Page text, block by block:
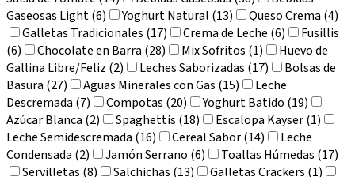
Gaseosas Light (6)
Yoghurt Natural (13)
Queso Crema (4)
Galletas Tradicionales (17)
Crema de Leche (6)
Fusillis
(6)
Chocolate en Barra (28) Mix Sofritos (1)
Huevo de
Gallina Libre/Feliz (2)
Leches Saborizadas (17)
Bolsas de
Basura (27)
Aguas Minerales con Gas (15)
Leche
Descremada (7)
Compotas (20)
Yoghurt Batido (19)
Azúcar Blanca (2)
Spaghettis (18)
Escalopa Kayser (1)
Leche Semidescremada (16)
Cereal Sabor (14)
Leche
Condensada (2)
Jamón Serrano (6)
Toallas Húmedas (17)
Servilletas (8)
Salchichas (13)
Galletas Crackers (1)